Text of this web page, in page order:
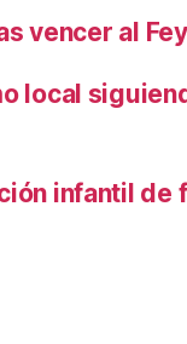
vencer al
local
infantil de